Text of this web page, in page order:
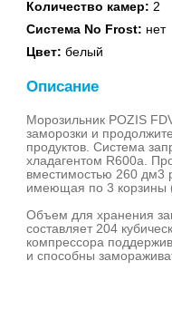
Водонагреватели
газовые
Количество камер: 2
Система No Frost: нет
Цвет: белый
Описание
Морозильник POZIS
заморозки и
продуктов. Система
хладагентом R600а.
вместимостью 260 дм3
имеющая по 3 корзины
Объем для хранения
составляет 204
компрессора
и способны